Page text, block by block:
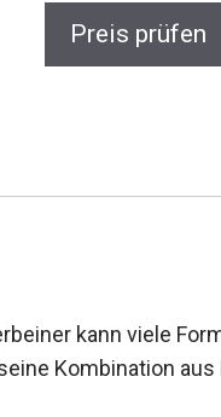
Preis prüfen
kann viele
Kombination